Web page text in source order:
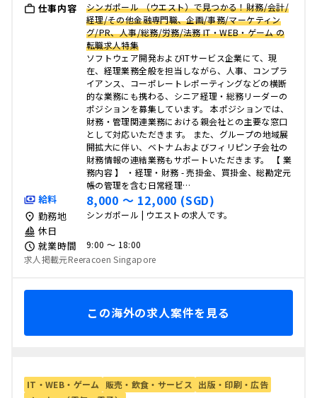
仕事内容
シンガポール （ウエスト）で見つかる！財務/会計/
経理/その他金融専門職、企画/事務/マーケティン
グ/PR、人事/総務/労務/法務 IT・WEB・ゲーム の
転職求人特集
ソフトウェア開発およびITサービス企業にて、現
在、経理業務全般を担当しながら、人事、コンプラ
イアンス、コーポレートレポーティングなどの横断
的な業務にも携わる、シニア経理・総務リーダーの
ポジションを募集しています。 本ポジションでは、
財務・管理関連業務における親会社との主要な窓口
として対応いただきます。 また、グループの地域展
開拡大に伴い、ベトナムおよびフィリピン子会社の
財務情報の連結業務もサポートいただきます。 【 業
務内容 】 ・経理・財務 - 売掛金、買掛金、総勘定元
帳の管理を含む日常経理…
給料 8,000 〜 12,000 (SGD)
勤務地 シンガポール | ウエストの求人です。
休日
就業時間
9:00 〜 18:00
求人掲載元Reeracoen Singapore
この海外の求人案件を見る
IT・WEB・ゲーム 販売・飲食・サービス 出版・印刷・広告